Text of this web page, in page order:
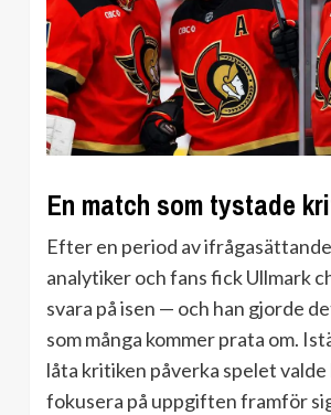
En match som tystade
Efter en period av
analytiker och fans fick Ullmark
svara på isen — och han gjorde
som många kommer prata om.
låta kritiken påverka spelet valde
fokusera på uppgiften framför